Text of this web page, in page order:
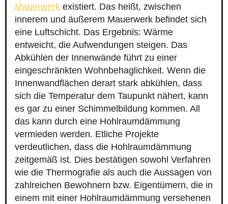
Mauerwerk existiert. Das heißt, zwischen
innerem und äußerem Mauerwerk befindet sich
eine Luftschicht. Das Ergebnis: Wärme
entweicht, die Aufwendungen steigen. Das
Abkühlen der Innenwände führt zu einer
eingeschränkten Wohnbehaglichkeit. Wenn die
Innenwandflächen derart stark abkühlen, dass
sich die Temperatur dem Taupunkt nähert, kann
es gar zu einer Schimmelbildung kommen. All
das kann durch eine Hohlraumdämmung
vermieden werden. Etliche Projekte
verdeutlichen, dass die Hohlraumdämmung
zeitgemäß ist. Dies bestätigen sowohl Verfahren
wie die Thermografie als auch die Aussagen von
zahlreichen Bewohnern bzw. Eigentümern, die in
einem mit einer Hohlraumdämmung versehenen